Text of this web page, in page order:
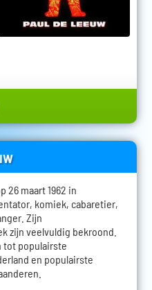
26 maart 1962 in
komiek, cabaretier,
Zijn
zijn veelvuldig bekroond.
tot populairste
en populairste